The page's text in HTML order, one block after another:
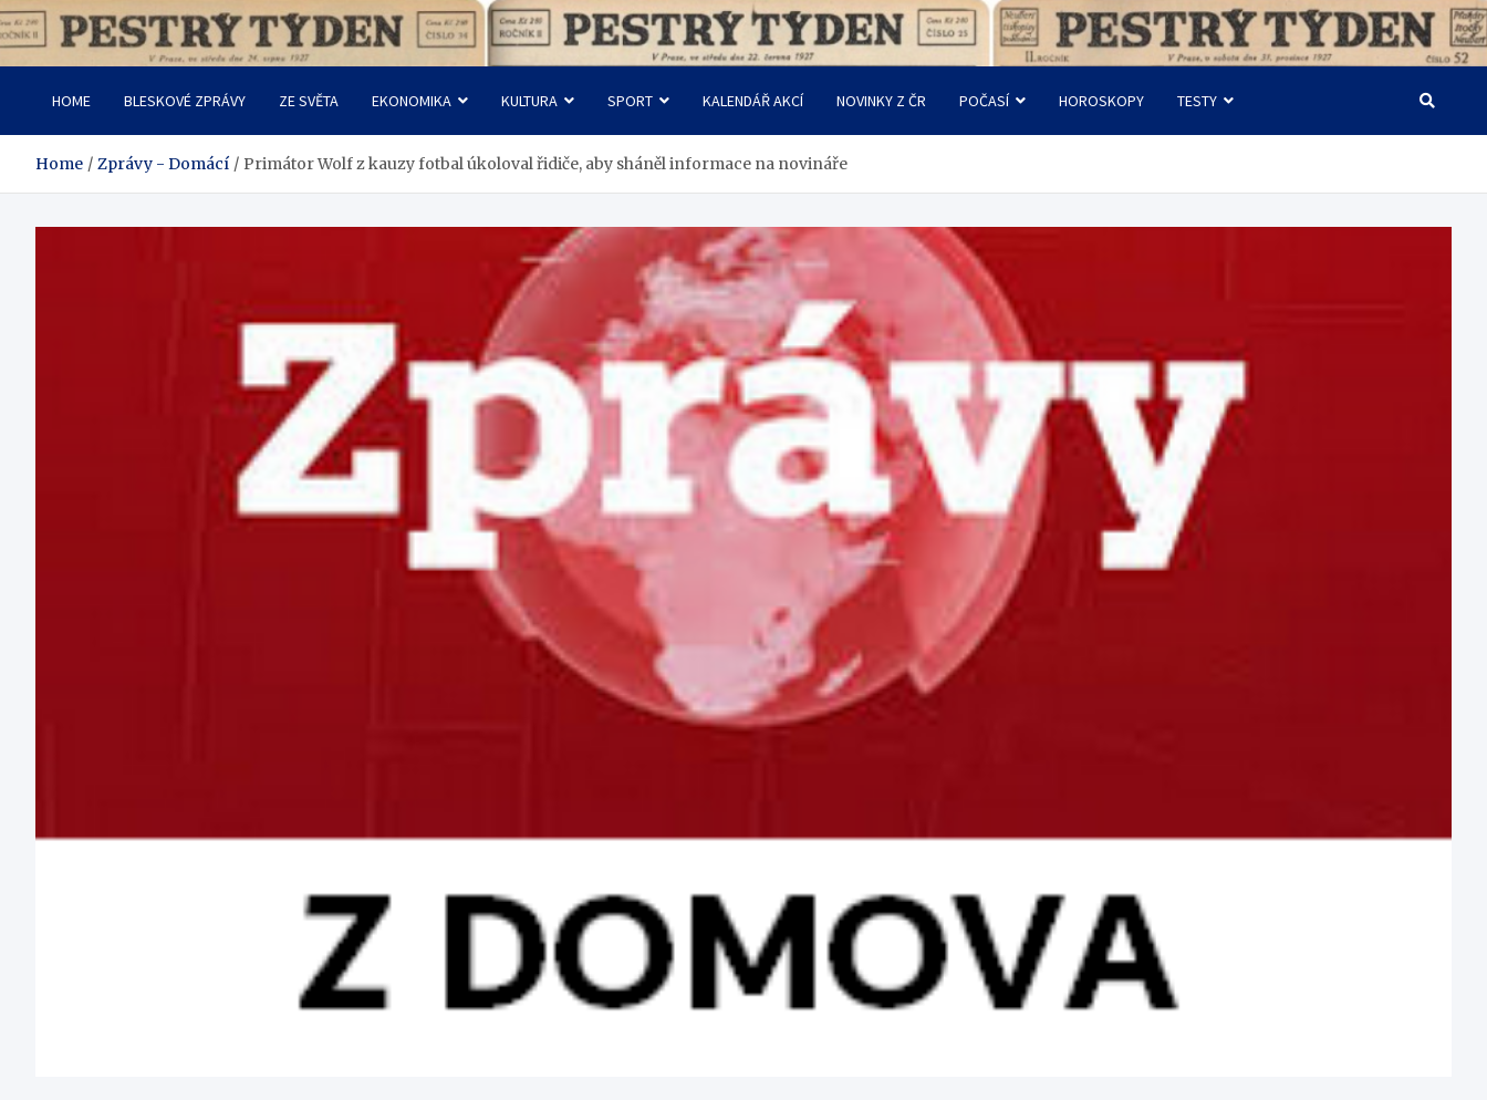
Skip
to
Pestrý Týden
HOME BLESKOVÉ ZPRÁVY ZE SVĚTA EKONOMIKA KULTURA SPORT KALENDÁŘ AKCÍ NOVINKY Z ČR POČASÍ HOROSKOPY TESTY
Home Zprávy - Domácí Primátor Wolf z kauzy fotbal úkoloval řidiče, aby sháněl informace na novináře